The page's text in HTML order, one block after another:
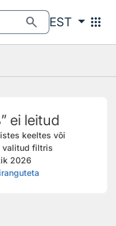
search EST apps
ei leitud
keeltes või
valitud filtris
2026